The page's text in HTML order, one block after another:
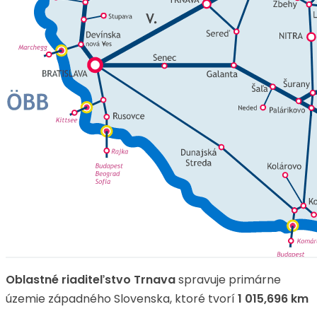
Oblastné riaditeľstvo Trnavaspravuje primárne
územie západného Slovenska, ktoré tvorí1 015,696 km